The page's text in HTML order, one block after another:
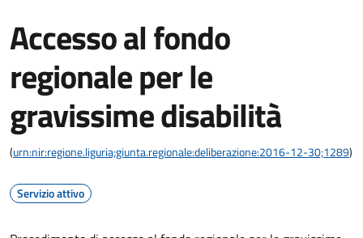
Accesso al fondo
regionale per le
gravissime disabilità
(urn:nir:regione.liguria;giunta.regionale:deliberazione:2016-12-30;1289)
Servizio attivo